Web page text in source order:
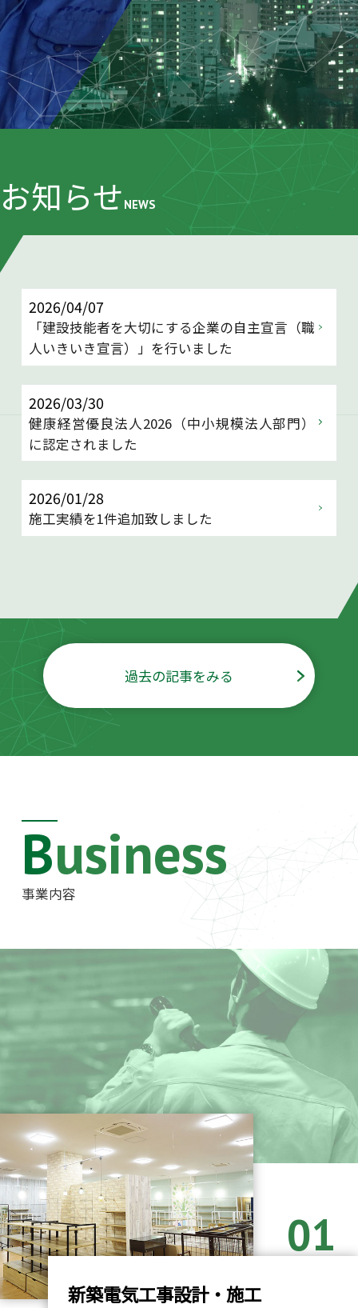
お知らせ NEWS
2026/04/07
「建設技能者を大切にする企業の自主宣言（職
人いきいき宣言）」を行いました
2026/03/30
健康経営優良法人2026（中小規模法人部門）
に認定されました
2026/01/28
施工実績を1件追加致しました
過去の記事をみる
Business
事業内容
01
新築電気工事設計・施工